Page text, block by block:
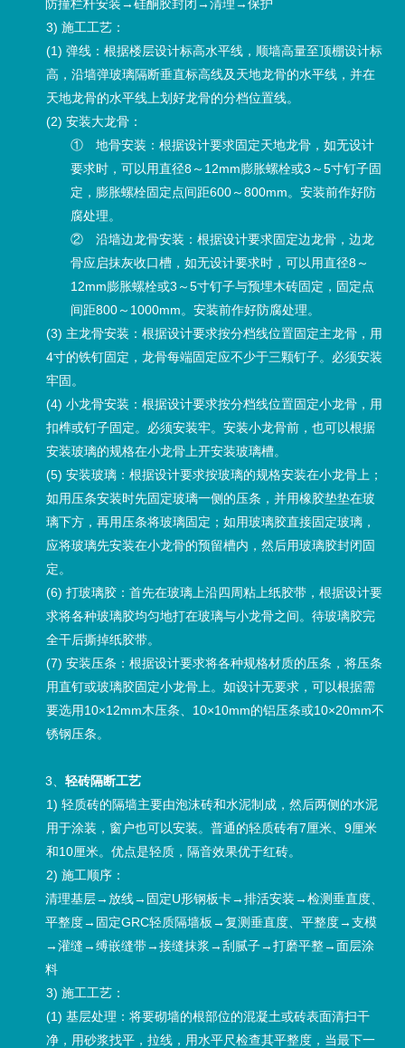
防撞栏杆安装→硅酮胶封闭→清理→保护
3) 施工工艺：
(1) 弹线：根据楼层设计标高水平线，顺墙高量至顶棚设计标
高，沿墙弹玻璃隔断垂直标高线及天地龙骨的水平线，并在
天地龙骨的水平线上划好龙骨的分档位置线。
(2) 安装大龙骨：
① 地骨安装：根据设计要求固定天地龙骨，如无设计
要求时，可以用直径8～12mm膨胀螺栓或3～5寸钉子固
定，膨胀螺栓固定点间距600～800mm。安装前作好防
腐处理。
② 沿墙边龙骨安装：根据设计要求固定边龙骨，边龙
骨应启抹灰收口槽，如无设计要求时，可以用直径8～
12mm膨胀螺栓或3～5寸钉子与预埋木砖固定，固定点
间距800～1000mm。安装前作好防腐处理。
(3) 主龙骨安装：根据设计要求按分档线位置固定主龙骨，用
4寸的铁钉固定，龙骨每端固定应不少于三颗钉子。必须安装
牢固。
(4) 小龙骨安装：根据设计要求按分档线位置固定小龙骨，用
扣榫或钉子固定。必须安装牢。安装小龙骨前，也可以根据
安装玻璃的规格在小龙骨上开安装玻璃槽。
(5) 安装玻璃：根据设计要求按玻璃的规格安装在小龙骨上；
如用压条安装时先固定玻璃一侧的压条，并用橡胶垫垫在玻
璃下方，再用压条将玻璃固定；如用玻璃胶直接固定玻璃，
应将玻璃先安装在小龙骨的预留槽内，然后用玻璃胶封闭固
定。
(6) 打玻璃胶：首先在玻璃上沿四周粘上纸胶带，根据设计要
求将各种玻璃胶均匀地打在玻璃与小龙骨之间。待玻璃胶完
全干后撕掉纸胶带。
(7) 安装压条：根据设计要求将各种规格材质的压条，将压条
用直钉或玻璃胶固定小龙骨上。如设计无要求，可以根据需
要选用10×12mm木压条、10×10mm的铝压条或10×20mm不
锈钢压条。
3、轻砖隔断工艺
1) 轻质砖的隔墙主要由泡沫砖和水泥制成，然后两侧的水泥
用于涂装，窗户也可以安装。普通的轻质砖有7厘米、9厘米
和10厘米。优点是轻质，隔音效果优于红砖。
2) 施工顺序：
清理基层→放线→固定U形钢板卡→排活安装→检测垂直度、
平整度→固定GRC轻质隔墙板→复测垂直度、平整度→支模
→灌缝→缚嵌缝带→接缝抹浆→刮腻子→打磨平整→面层涂
料
3) 施工工艺：
(1) 基层处理：将要砌墙的根部位的混凝土或砖表面清扫干
净，用砂浆找平，拉线，用水平尺检查其平整度，当最下一